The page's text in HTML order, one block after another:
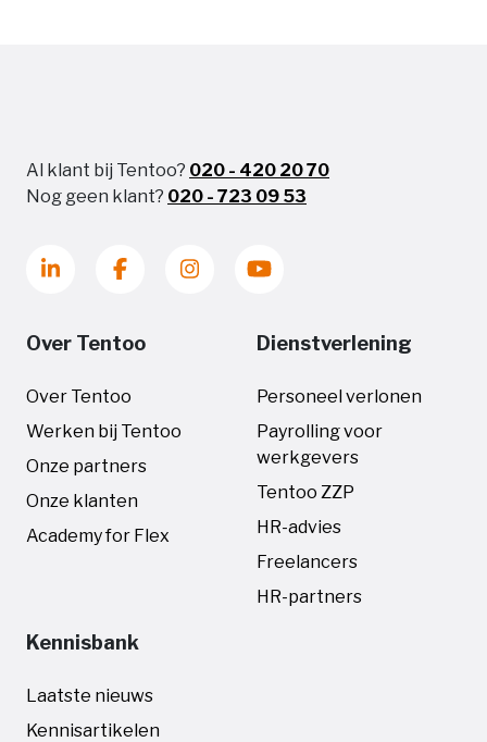
Al klant bij Tentoo? 020 - 420 20 70
Nog geen klant? 020 - 723 09 53
Over Tentoo
Over Tentoo
Werken bij Tentoo
Onze partners
Onze klanten
Academy for Flex
Dienstverlening
Personeel verlonen
Payrolling voor
werkgevers
Tentoo ZZP
HR-advies
Freelancers
HR-partners
Kennisbank
Laatste nieuws
Kennisartikelen